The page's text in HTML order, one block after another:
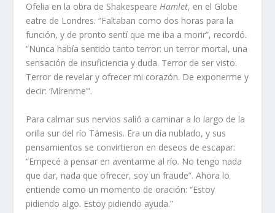
Ofelia en la obra de ShakespeareHamlet, en el Globe
eatre de Londres. “Faltaban como dos horas para la
función, y de pronto sentí que me iba a morir”, recordó.
“Nunca había sentido tanto terror: un terror mortal, una
sensación de insuficiencia y duda. Terror de ser visto.
Terror de revelar y ofrecer mi corazón. De exponerme y
decir: ‘Mírenme’”.
Para calmar sus nervios salió a caminar a lo largo de la
orilla sur del río Támesis. Era un día nublado, y sus
pensamientos se convirtieron en deseos de escapar:
“Empecé a pensar en aventarme al río. No tengo nada
que dar, nada que ofrecer, soy un fraude”. Ahora lo
entiende como un momento de oración: “Estoy
pidiendo algo. Estoy pidiendo ayuda.”